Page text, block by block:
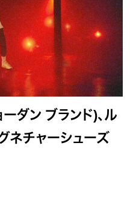
ダン ブランド)、ル
ネチャーシューズ